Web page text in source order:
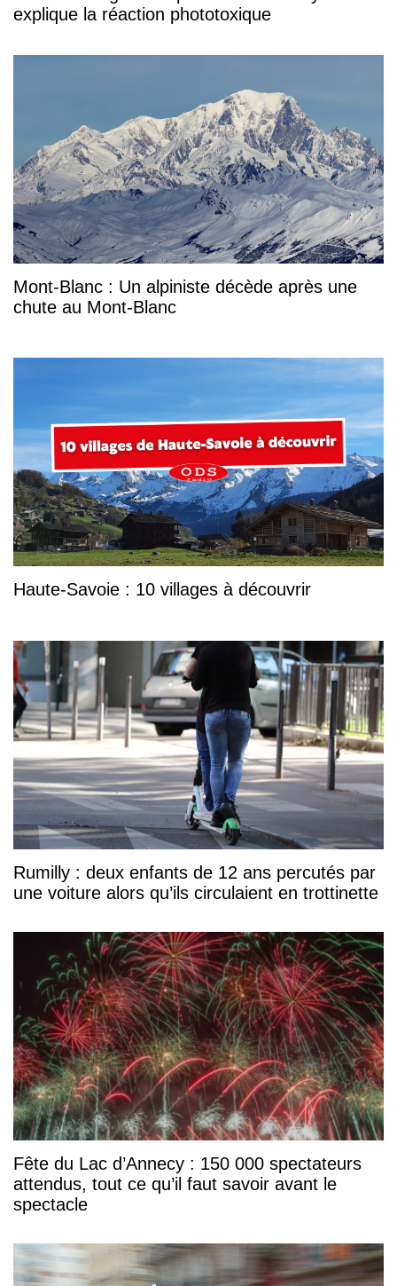
explique la réaction phototoxique
Mont-Blanc : Un alpiniste décède après une
chute au Mont-Blanc
Haute-Savoie : 10 villages à découvrir
Rumilly : deux enfants de 12 ans percutés par
une voiture alors qu’ils circulaient en trottinette
Fête du Lac d’Annecy : 150 000 spectateurs
attendus, tout ce qu’il faut savoir avant le
spectacle